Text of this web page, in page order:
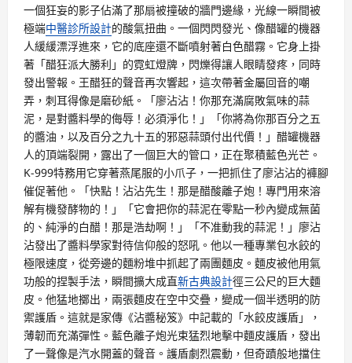
一個狂妄的影子佔滿了那扇被撞破的牆門邊緣，光線一瞬間被
極端中醫診所設計的酸氣扭曲。一個閃閃發光、像醋罐的機器
人緩緩漂浮進來，它的底座還不斷噴射著白色醋霧。它身上掛
著「醋狂派大勝利」的霓虹燈牌，閃爍得讓人眼睛發疼，同時
發出警報。王醋狂的聲音再次響起，這次帶著金屬回音的嘲
弄，刺耳得像是磨砂紙。「廖沾沾！你那充滿腐敗氣味的蒜
泥，是對醬料學的侮辱！必須淨化！」「你將為你那百分之五
的醬油，以及百分之九十五的邪惡蒜頭付出代價！」醋罐機器
人的頂端裂開，露出了一個巨大的管口，正在聚積藍色光芒。
K-999特務用它穿著燕尾服的小爪子，一把抓住了廖沾沾的褲腳
催促著他。「快點！沾沾先生！那是醋酸離子炮！專門用來溶
解有機發酵物的！」「它會把你的蒜泥在零點一秒內變成無菌
的、純淨的白醋！那是浩劫啊！」「不准動我的蒜泥！」廖沾
沾發出了醬料學家對待信仰般的怒吼。他以一種專業包水餃的
極限速度，從旁邊的麵粉堆中抓起了兩團麵皮。麵皮被他用氣
功般的捏製手法，瞬間擴大成直新古典設計徑三公尺的巨大麵
皮。他猛地擲出，兩張麵皮在空中交疊，變成一個半透明的防
禦護盾。這就是家傳《沾醬秘笈》中記載的「水餃皮護盾」，
薄韌而充滿彈性。藍色離子炮光束猛烈地擊中麵皮護盾，發出
了一聲像是汽水開蓋的聲音。護盾劇烈震動，但奇蹟般地擋住